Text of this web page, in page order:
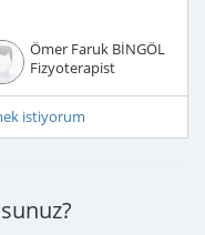
Ömer Faruk BİNGÖL
Fizyoterapist
istiyorum